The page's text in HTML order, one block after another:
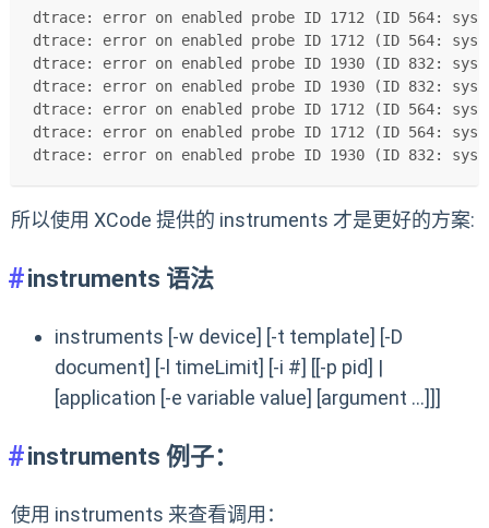
dtrace: error on enabled probe ID 1712 (ID 564:
dtrace: error on enabled probe ID 1712 (ID 564:
dtrace: error on enabled probe ID 1930 (ID 832:
dtrace: error on enabled probe ID 1930 (ID 832:
dtrace: error on enabled probe ID 1712 (ID 564:
dtrace: error on enabled probe ID 1712 (ID 564:
dtrace: error on enabled probe ID 1930 (ID 832:
所以使用 XCode 提供的 instruments 才是更好的方案:
instruments 语法
instruments [-w device] [-t template] [-D
document] [-l timeLimit] [-i #] [[-p pid] |
[application [-e variable value] [argument …]]]
instruments 例子：
使用 instruments 来查看调用：